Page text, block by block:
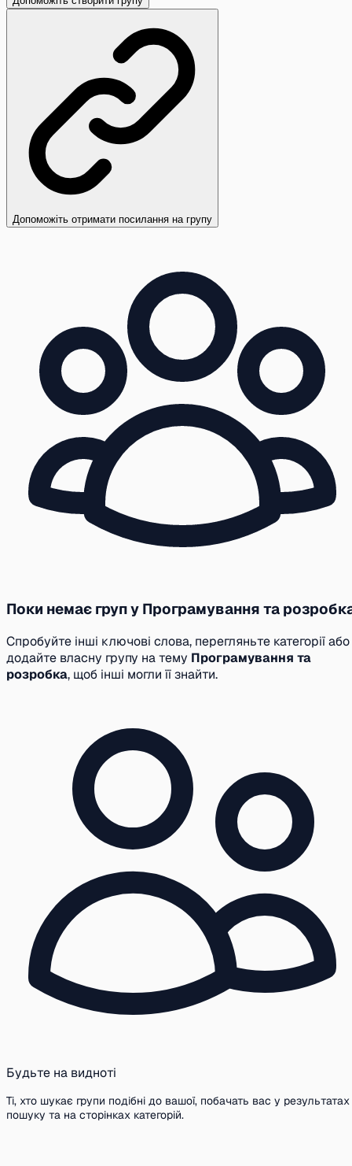
Допоможіть отримати посилання на групу
Поки немає груп у Програмування та
Спробуйте інші ключові слова, перегляньте категорії або
додайте власну групу на тему Програмування та
розробка, щоб інші могли її знайти.
Будьте на видноті
Ті, хто шукає групи подібні до вашої, побачать вас у результатах
пошуку та на сторінках категорій.